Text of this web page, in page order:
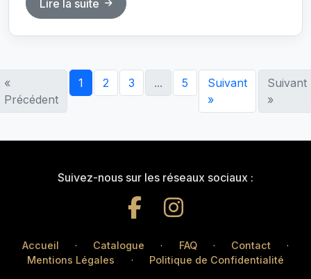
Lire la suite
«
Précédent
1 2 3 ... 5
Suivant
»
Suivant
»
Suivez-nous sur les réseaux sociaux :
Accueil · Catalogue · FAQ · Contact
·
Mentions Légales
· Politique de Confidentialité